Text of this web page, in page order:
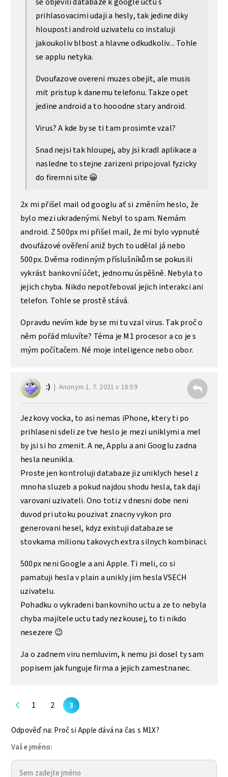
prihlasovacimi udaji a hesly, tak jedine diky
hlouposti android uzivatelu co instaluji
jakoukoliv blbost a hlavne odkudkoliv... Tohle
se applu netyka.
Dvoufazove overeni muzes obejit, ale musis
mit pristup k danemu telefonu. Takze opet
jedine android a to hooodne stary android.
Virus? A kde by se ti tam prosimte vzal?
Snad nejsi tak hloupej, aby jsi kradl aplikace a
nasledne to stejne zarizeni pripojoval fyzicky
do firemni site 😀
2x mi přišel mail od googlu ať si změním heslo, že
bylo mezi ukradenými. Nebyl to spam. Nemám
android. Z 500px mi přišel mail, že mi bylo vypnuté
dvoufázové ověření aniž bych to udělal já nebo
500px. Dvěma rodinným příslušníkům se pokusili
vykrást bankovní účet, jednomu úspěšně. Nebyla to
jejich chyba. Nikdo nepotřeboval jejich interakci ani
telefon. Tohle se prostě stává.
Opravdu nevím kde by se mi tu vzal virus. Tak proč o
něm pořád mluvíte? Téma je M1 procesor a co je s
mým počítačem. Né moje inteligence nebo obor.
:) Anonym 1. 7. 2021 v 18:59
Jezkovy vocka, to asi nemas iPhone, ktery ti po
prihlaseni sdeli ze tve heslo je mezi uniklymi a mel
by jsi si ho zmenit. A ne, Applu a ani Googlu zadna
hesla neunikla.
Proste jen kontroluji databaze jiz uniklych hesel z
mnoha sluzeb a pokud najdou shodu hesla, tak daji
varovani uzivateli. Ono totiz v dnesni dobe neni
duvod pri utoku pouzivat znacny vykon pro
generovani hesel, kdyz existuji databaze se
stovkama milionu takovych extra silnych kombinaci.
500px neni Google a ani Apple. Ti meli, co si
pamatuji hesla v plain a unikly jim hesla VSECH
uzivatelu.
Pohadku o vykradeni bankovniho uctu a ze to nebyla
chyba majitele uctu tady nezkousej, to ti nikdo
nesezere 😉
Ja o zadnem viru nemluvim, k nemu jsi dosel ty sam
popisem jak funguje firma a jejich zamestnanec.
1 2 3
Odpověď na: Proč si Apple dává na čas s M1X?
Vaše jméno: